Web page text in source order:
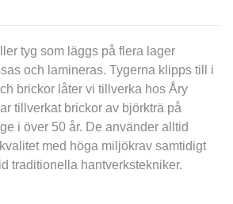
tyg som läggs på flera lager
och lamineras. Tygerna klipps till i
brickor låter vi tillverka hos Åry
tillverkat brickor av björkträ på
i över 50 år. De använder alltid
med höga miljökrav samtidigt
traditionella hantverkstekniker.